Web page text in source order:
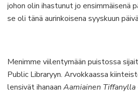
johon olin ihastunut jo ensimmäisenä
se oli tänä aurinkoisena syyskuun
Menimme viilentymään puistossa
Public Libraryyn. Arvokkaassa
lensivät ihanaan Aamiainen Tiffanylla